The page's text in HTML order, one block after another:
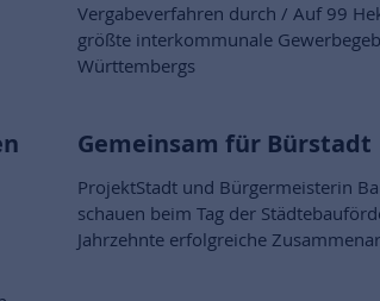
Vergabeverfahren durch / Auf 99
größte interkommunale
Württembergs
Gemeinsam für Bürstadt
ProjektStadt und Bürgermeisterin
schauen beim Tag der
Jahrzehnte erfolgreiche